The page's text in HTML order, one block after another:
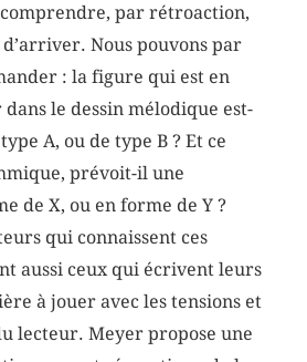
par rétroaction,
Nous pouvons par
: la figure qui est en
le dessin mélodique est-
A, ou de type B ? Et ce
prévoit-il une
de X, ou en forme de Y ?
qui connaissent ces
aussi ceux qui écrivent leurs
à jouer avec les tensions et
lecteur. Meyer propose une